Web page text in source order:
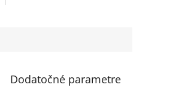
Dodatočné parametre